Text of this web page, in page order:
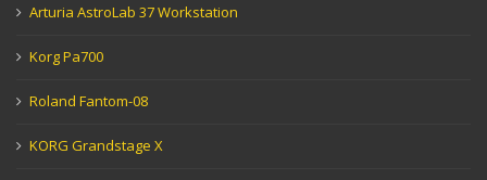
Arturia AstroLab 37 Workstation
Korg Pa700
Roland Fantom-08
KORG Grandstage X